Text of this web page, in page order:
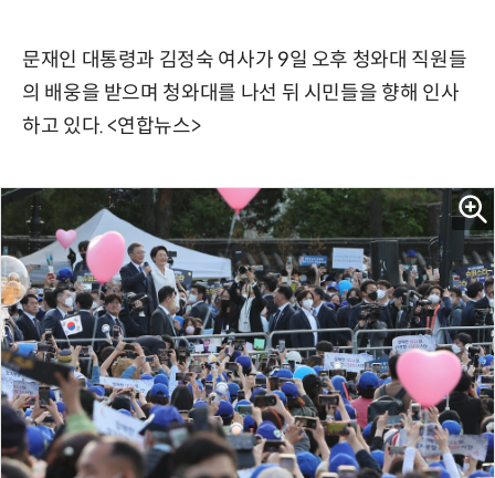
문재인 대통령과 김정숙 여사가 9일 오후 청와대 직원들
의 배웅을 받으며 청와대를 나선 뒤 시민들을 향해 인사
하고 있다. <연합뉴스>